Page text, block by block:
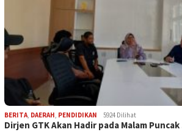
BERITA, DAERAH, PENDIDIKAN 5924 Dilihat
Dirjen GTK Akan Hadir pada Malam